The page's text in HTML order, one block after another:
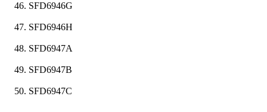
SFD6946G
SFD6946H
SFD6947A
SFD6947B
SFD6947C